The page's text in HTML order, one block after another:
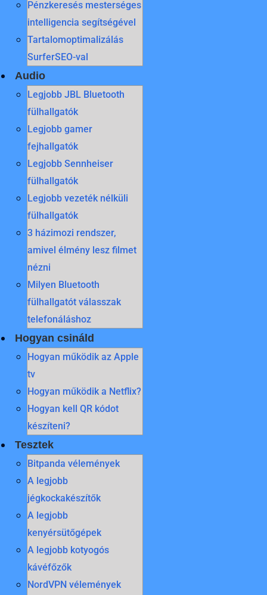
Pénzkeresés mesterséges
intelligencia segítségével
Tartalomoptimalizálás
SurferSEO-val
Audio
Legjobb JBL Bluetooth
fülhallgatók
Legjobb gamer
fejhallgatók
Legjobb Sennheiser
fülhallgatók
Legjobb vezeték nélküli
fülhallgatók
3 házimozi rendszer,
amivel élmény lesz filmet
nézni
Milyen Bluetooth
fülhallgatót válasszak
telefonáláshoz
Hogyan csináld
Hogyan működik az Apple
tv
Hogyan működik a Netflix?
Hogyan kell QR kódot
készíteni?
Tesztek
Bitpanda vélemények
A legjobb
jégkockakészítők
A legjobb
kenyérsütőgépek
A legjobb kotyogós
kávéfőzők
NordVPN vélemények